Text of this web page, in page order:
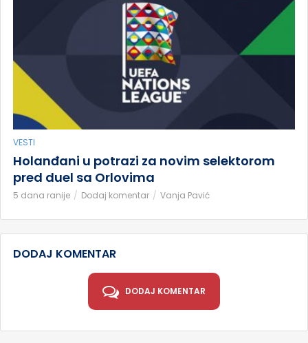
VESTI
Holanđani u potrazi za novim selektorom
pred duel sa Orlovima
5 dana ranije Dodaj komentar Vanja Pavić
DODAJ KOMENTAR
DODAJ KOMENTAR